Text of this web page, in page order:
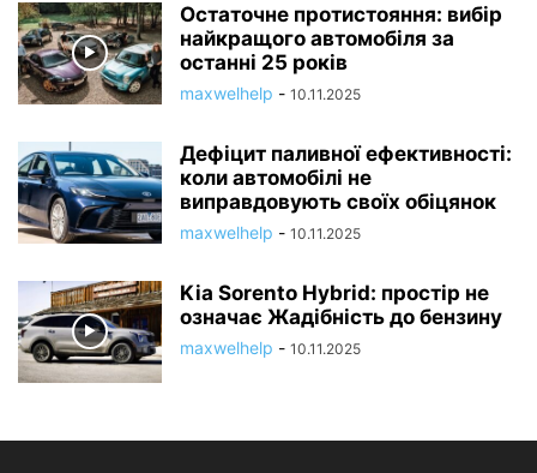
Остаточне протистояння: вибір
найкращого автомобіля за
останні 25 років
maxwelhelp - 10.11.2025
Дефіцит паливної ефективності:
коли автомобілі не
виправдовують своїх обіцянок
maxwelhelp - 10.11.2025
Kia Sorento Hybrid: простір не
означає Жадібність до бензину
maxwelhelp - 10.11.2025